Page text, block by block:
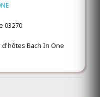
03270
d'hôtes Bach In One